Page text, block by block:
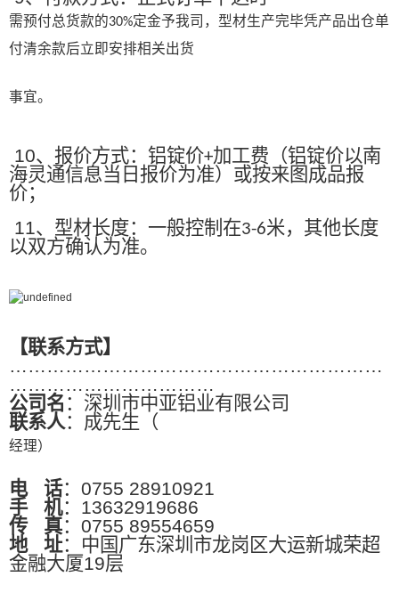
需预付总货款的30%定金予我司，型材生产完毕凭产品出仓单
付清余款后立即安排相关出货
事宜。
10、报价方式：铝锭价+加工费（铝锭价以南
海灵通信息当日报价为准）或按来图成品报
价；
11、型材长度：一般控制在3-6米，其他长度
以双方确认为准。
【联系方式】
……………………………………………………
……………………………
公司名 ：深圳市中亚铝业有限公司
联系人：成先生（
经理）
电 话：0755 28910921
手 机：13632919686
传
真：0755 89554659
地
址：中国广东深圳市龙岗区大运新城荣超
金融大厦19层